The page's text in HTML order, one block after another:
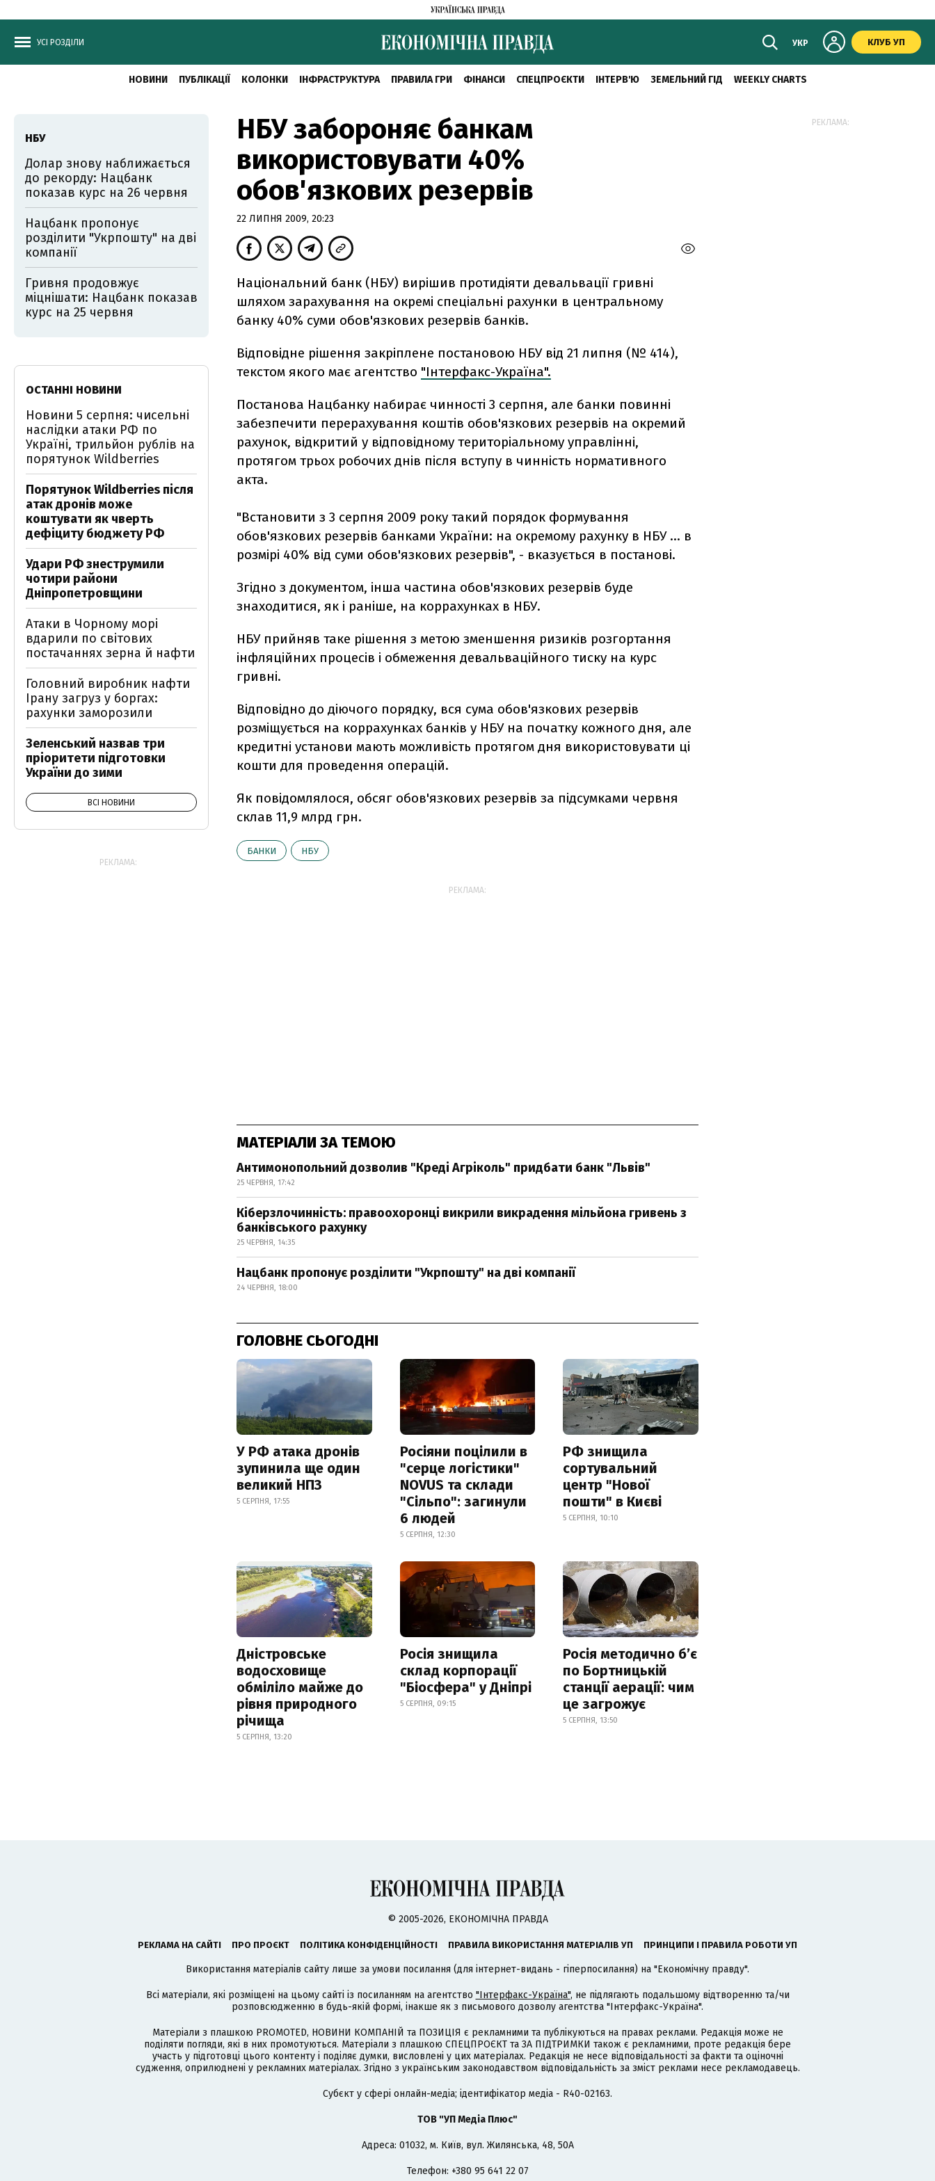
УСІ РОЗДІЛИ УКР КЛУБ УП
НОВИНИ ПУБЛІКАЦІЇ КОЛОНКИ ІНФРАСТРУКТУРА ПРАВИЛА ГРИ ФІНАНСИ СПЕЦПРОЄКТИ ІНТЕРВ'Ю ЗЕМЕЛЬНИЙ ГІД WEEKLY CHARTS
НБУ забороняє банкам
використовувати 40%
обов'язкових резервів
22 ЛИПНЯ 2009, 20:23
Національний банк (НБУ) вирішив протидіяти девальвації гривні
шляхом зарахування на окремі спеціальні рахунки в центральному
банку 40% суми обов'язкових резервів банків.
Відповідне рішення закріплене постановою НБУ від 21 липня (№ 414),
текстом якого має агентство "Інтерфакс-Україна".
Постанова Нацбанку набирає чинності 3 серпня, але банки повинні
забезпечити перерахування коштів обов'язкових резервів на окремий
рахунок, відкритий у відповідному територіальному управлінні,
протягом трьох робочих днів після вступу в чинність нормативного
акта.
"Встановити з 3 серпня 2009 року такий порядок формування
обов'язкових резервів банками України: на окремому рахунку в НБУ ... в
розмірі 40% від суми обов'язкових резервів", - вказується в постанові.
Згідно з документом, інша частина обов'язкових резервів буде
знаходитися, як і раніше, на коррахунках в НБУ.
НБУ прийняв таке рішення з метою зменшення ризиків розгортання
інфляційних процесів і обмеження девальваційного тиску на курс
гривні.
Відповідно до діючого порядку, вся сума обов'язкових резервів
розміщується на коррахунках банків у НБУ на початку кожного дня, але
кредитні установи мають можливість протягом дня використовувати ці
кошти для проведення операцій.
Як повідомлялося, обсяг обов'язкових резервів за підсумками червня
склав 11,9 млрд грн.
БАНКИ НБУ
РЕКЛАМА:
МАТЕРІАЛИ ЗА ТЕМОЮ
Антимонопольний дозволив "Креді Агріколь" придбати банк "Львів"
25 ЧЕРВНЯ, 17:42
Кіберзлочинність: правоохоронці викрили викрадення мільйона гривень з
банківського рахунку
25 ЧЕРВНЯ, 14:35
Нацбанк пропонує розділити "Укрпошту" на дві компанії
24 ЧЕРВНЯ, 18:00
ГОЛОВНЕ СЬОГОДНІ
У РФ атака дронів
зупинила ще один
великий НПЗ
5 СЕРПНЯ, 17:55
Росіяни поцілили в
"серце логістики"
NOVUS та склади
"Сільпо": загинули
6 людей
5 СЕРПНЯ, 12:30
РФ знищила
сортувальний
центр "Нової
пошти" в Києві
5 СЕРПНЯ, 10:10
Дністровське
водосховище
обміліло майже до
рівня природного
річища
5 СЕРПНЯ, 13:20
Росія знищила
склад корпорації
"Біосфера" у Дніпрі
5 СЕРПНЯ, 09:15
Росія методично б’є
по Бортницькій
станції аерації: чим
це загрожує
5 СЕРПНЯ, 13:50
НБУ
Долар знову наближається
до рекорду: Нацбанк
показав курс на 26 червня
Нацбанк пропонує
розділити "Укрпошту" на дві
компанії
Гривня продовжує
міцнішати: Нацбанк показав
курс на 25 червня
ОСТАННІ НОВИНИ
Новини 5 серпня: чисельні
наслідки атаки РФ по
Україні, трильйон рублів на
порятунок Wildberries
Порятунок Wildberries після
атак дронів може
коштувати як чверть
дефіциту бюджету РФ
Удари РФ знеструмили
чотири райони
Дніпропетровщини
Атаки в Чорному морі
вдарили по світових
постачаннях зерна й нафти
Головний виробник нафти
Ірану загруз у боргах:
рахунки заморозили
Зеленський назвав три
пріоритети підготовки
України до зими
ВСІ НОВИНИ
РЕКЛАМА:
РЕКЛАМА:
© 2005-2026, ЕКОНОМІЧНА ПРАВДА
РЕКЛАМА НА САЙТІ ПРО ПРОЄКТ ПОЛІТИКА КОНФІДЕНЦІЙНОСТІ ПРАВИЛА ВИКОРИСТАННЯ МАТЕРІАЛІВ УП ПРИНЦИПИ І ПРАВИЛА РОБОТИ УП
Використання матеріалів сайту лише за умови посилання (для інтернет-видань - гіперпосилання) на "Економічну правду".
Всі матеріали, які розміщені на цьому сайті із посиланням на агентство "Інтерфакс-Україна", не підлягають подальшому відтворенню та/чи
розповсюдженню в будь-якій формі, інакше як з письмового дозволу агентства "Інтерфакс-Україна".
Матеріали з плашкою PROMOTED, НОВИНИ КОМПАНІЙ та ПОЗИЦІЯ є рекламними та публікуються на правах реклами. Редакція може не
поділяти погляди, які в них промотуються. Матеріали з плашкою СПЕЦПРОЄКТ та ЗА ПІДТРИМКИ також є рекламними, проте редакція бере
участь у підготовці цього контенту і поділяє думки, висловлені у цих матеріалах. Редакція не несе відповідальності за факти та оціночні
судження, оприлюднені у рекламних матеріалах. Згідно з українським законодавством відповідальність за зміст реклами несе рекламодавець.
Cубєкт у сфері онлайн-медіа; ідентифікатор медіа - R40-02163.
ТОВ "УП Медіа Плюс"
Адреса: 01032, м. Київ, вул. Жилянська, 48, 50А
Телефон: +380 95 641 22 07